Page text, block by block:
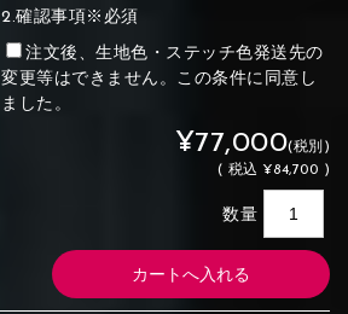
2.確認事項※必須
注文後、生地色・ステッチ色発送先の
変更等はできません。この条件に同意し
ました。
¥77,000(税別)
( 税込 ¥84,700 )
数量